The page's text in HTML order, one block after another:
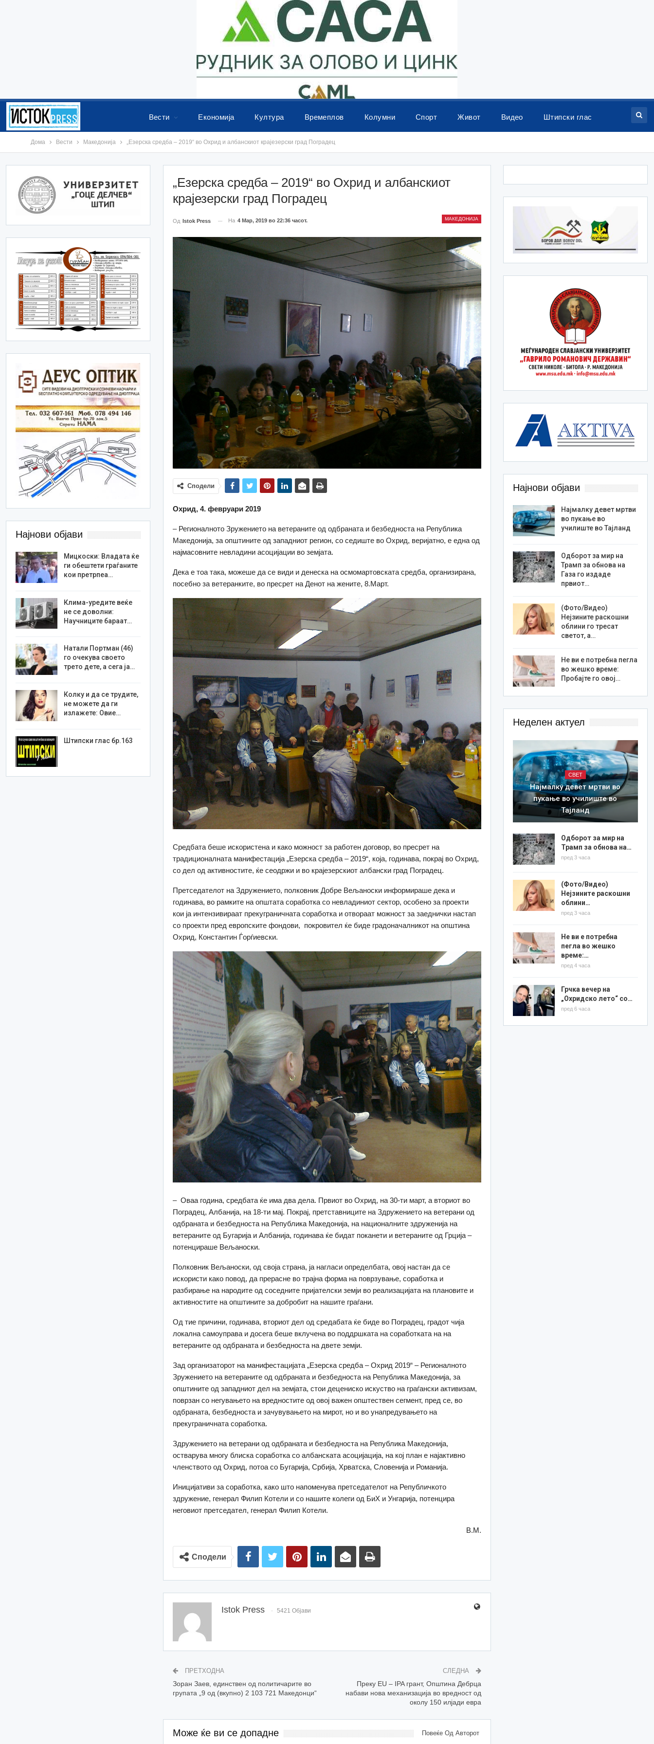
Вести Економија Култура Времеплов Колумни Спорт Живот Видео Штипски глас
Дома Вести Македонија „Езерска средба – 2019“ во Охрид и албанскиот крајезерски град Поградец
„Езерска средба – 2019“ во Охрид и албанскиот
крајезерски град Поградец
МАКЕДОНИЈА
Од Istok Press На 4 Мар, 2019 во 22:36 часот.
Сподели
Охрид, 4.февруари 2019
– Регионалното Зружението на ветераните од одбраната и безбедноста на Република
Македонија, за општините од западниот регион, со седиште во Охрид, веријатно, е една од
најмасовните невладини асоцијации во земјата.
Дека е тоа така, можеше да се види и денеска на осмомартовската средба, организирана,
посебно за ветеранките, во пресрет на Денот на жените, 8.Март.
Средбата беше искористена и како можност за работен договор, во пресрет на
традиционалната манифестација „Езерска средба – 2019“, која, годинава, покрај во Охрид,
со дел од активностите, ќе сеодржи и во крајезерскиот албански град Поградец.
Претседателот на Здружението, полковник Добре Вељаноски информираше дека и
годинава, во рамките на општата соработка со невладиниот сектор, особено за проекти
кои ја интензивираат прекуграничната соработка и отвораат можност за заеднички настап
со проекти пред европските фондови, покровител ќе биде градоначалникот на општина
Охрид, Константин Ѓорѓиевски.
– Оваа година, средбата ќе има два дела. Првиот во Охрид, на 30-ти март, а вториот во
Поградец, Албанија, на 18-ти мај. Покрај, претставниците на Здружението на ветерани од
одбраната и безбедноста на Република Македонија, на националните здруженија на
ветераните од Бугарија и Албанија, годинава ќе бидат поканети и ветераните од Грција –
потенцираше Вељаноски.
Полковник Вељаноски, од своја страна, ја нагласи определбата, овој настан да се
искористи како повод, да прерасне во трајна форма на поврзување, соработка и
разбирање на народите од соседните пријателски земји во реализацијата на плановите и
активностите на општините за добробит на нашите граѓани.
Од тие причини, годинава, вториот дел од средабата ќе биде во Поградец, градот чија
локална самоуправа и досега беше вклучена во поддршката на соработката на на
ветераните од одбраната и безбедноста на двете земји.
Зад организаторот на манифестацијата „Езерска средба – Охрид 2019“ – Регионалното
Зружението на ветераните од одбраната и безбедноста на Република Македонија, за
општините од западниот дел на земјата, стои децениско искуство на граѓански активизам,
поврзан со негувањето на вредностите од овој важен општествен сегмент, пред се, во
одбраната, безбедноста и зачувувањето на мирот, но и во унапредувањето на
прекуграничната соработка.
Здружението на ветерани од одбраната и безбедноста на Република Македонија,
остварува многу блиска соработка со албанската асоцијација, на кој план е најактивно
членството од Охрид, потоа со Бугарија, Србија, Хрватска, Словенија и Романија.
Иницијативи за соработка, како што напоменува претседателот на Републичкото
здружение, генерал Филип Котели и со нашите колеги од БиХ и Унгарија, потенцира
неговиот претседател, генерал Филип Котели.
В.М.
Сподели
Istok Press 5421 Објави
ПРЕТХОДНА
Зоран Заев, единствен од политичарите во
групата „9 од (вкупно) 2 103 721 Македонци“
СЛЕДНА
Преку EU – IPA грант, Општина Дебрца
набави нова механизација во вредност од
околу 150 илјади евра
Може ќе ви се допадне Повеќе Од Авторот
Најнови објави
Најмалку девет мртви
во пукање во
училиште во Тајланд
Одборот за мир на
Трамп за обнова на
Газа го издаде
првиот…
(Фото/Видео)
Нејзините раскошни
облини го тресат
светот, а…
Не ви е потребна пегла
во жешко време:
Пробајте го овој…
Неделен актуел
СВЕТ
Најмалку девет мртви во
пукање во училиште во
Тајланд
Одборот за мир на
Трамп за обнова на…
пред 3 часа
(Фото/Видео)
Нејзините раскошни
облини…
пред 3 часа
Не ви е потребна
пегла во жешко
време:…
пред 4 часа
Грчка вечер на
„Охридско лето“ со…
пред 6 часа
Најнови објави
Мицкоски: Владата ќе
ги обештети граѓаните
кои претрпеа…
Клима-уредите веќе
не се доволни:
Научниците бараат…
Натали Портман (46)
го очекува своето
трето дете, а сега ја…
Колку и да се трудите,
не можете да ги
излажете: Овие…
Штипски глас бр.163